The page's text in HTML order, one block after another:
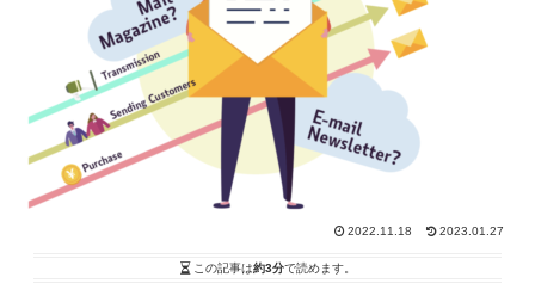
2022.11.18 2023.01.27
この記事は約3分で読めます。